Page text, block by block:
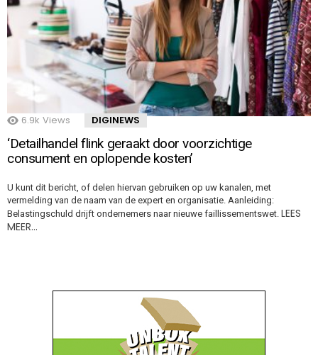
6.9k Views DIGINEWS
‘Detailhandel flink geraakt door voorzichtige
consument en oplopende kosten’
U kunt dit bericht, of delen hiervan gebruiken op uw kanalen, met
vermelding van de naam van de expert en organisatie. Aanleiding:
Belastingschuld drijft ondernemers naar nieuwe faillissementswet. LEES
MEER…